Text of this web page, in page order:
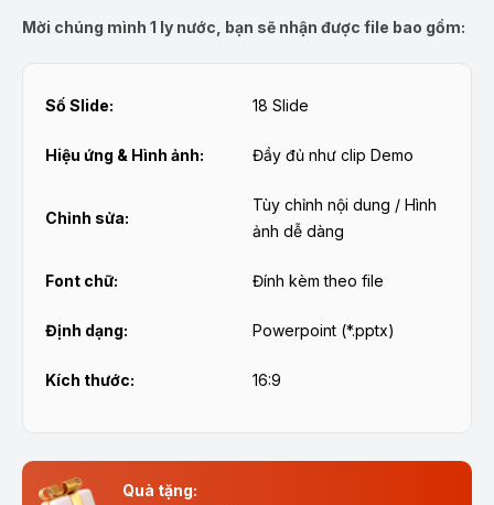
Mời chúng mình 1 ly nước, bạn sẽ nhận được file bao gồm:
Số Slide: 18 Slide
Hiệu ứng & Hình ảnh: Đầy đủ như clip Demo
Chỉnh sửa:
Tùy chỉnh nội dung / Hình
ảnh dễ dàng
Font chữ: Đính kèm theo file
Định dạng: Powerpoint (*.pptx)
Kích thước: 16:9
Quà tặng: